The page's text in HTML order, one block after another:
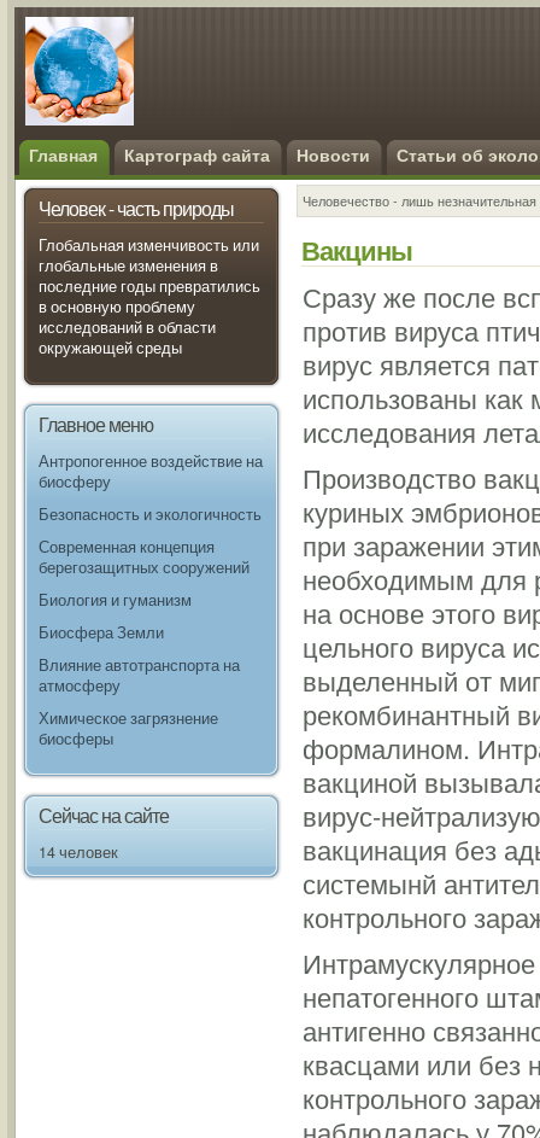
Главная Картограф сайта Новости Статьи об
Человек - часть природы
Глобальная изменчивость или
глобальные изменения в
последние годы превратились
в основную проблему
исследований в области
окружающей среды
Главное меню
Антропогенное воздействие на
биосферу
Безопасность и экологичность
Современная концепция
берегозащитных сооружений
Биология и гуманизм
Биосфера Земли
Влияние автотранспорта на
атмосферу
Химическое загрязнение
биосферы
Сейчас на сайте
14 человек
Человечество - лишь
Вакцины
Сразу же после
против вируса
вирус является
использованы
исследования
Производство
куриных
при заражении
необходимым для
на основе этого
цельного вируса
выделенный от
рекомбинантный
формалином.
вакциной
вирус-
вакцинация без
системынй
контрольного
непатогенного
антигенно
квасцами или без
контрольного